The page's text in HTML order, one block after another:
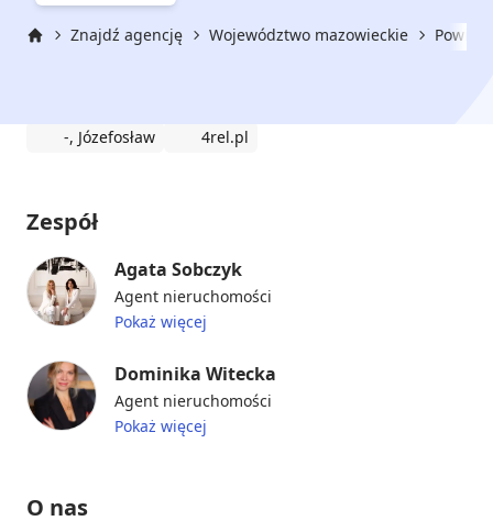
Znajdź agencję Województwo mazowieckie Powiat
-, Józefosław 4rel.pl
Zespół
Agata Sobczyk
Agent nieruchomości
Pokaż więcej
Dominika Witecka
Agent nieruchomości
Pokaż więcej
O nas